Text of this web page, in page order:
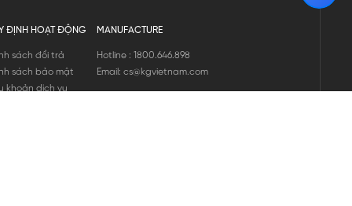
ĐỊNH HOẠT ĐỘNG
sách đổi trả
sách bảo mật
khoản dịch vụ
MANUFACTURE
Hotline : 1800.646.898
Email: cs@kgvietnam.com